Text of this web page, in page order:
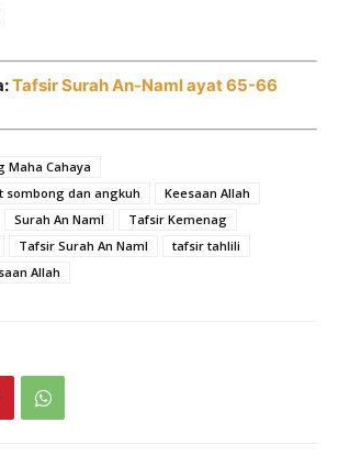
Tafsir Surah An-Naml ayat 65-66
Maha Cahaya
sombong dan angkuh
Keesaan Allah
Surah An Naml
Tafsir Kemenag
Tafsir Surah An Naml
tafsir tahlili
Allah